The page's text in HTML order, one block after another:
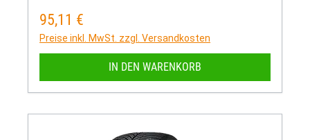
Regulärer Preis:
95,11 €
Preise inkl. MwSt. zzgl. Versandkosten
IN DEN WARENKORB